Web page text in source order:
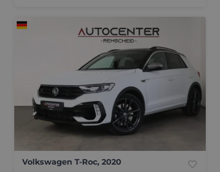
Volkswagen T-Roc, 2020